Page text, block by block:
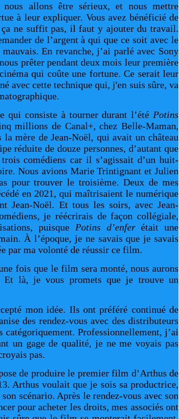
allons être sérieux, et nous mettre
à leur expliquer. Vous avez bénéficié de
ça ne suffit pas, il faut y ajouter du travail.
de l’argent à qui que ce soit avec le
En revanche, j’ai parlé avec Sony
prêter pendant deux mois leur première
qui coûte une fortune. Ce serait leur
avec cette technique qui, j'en suis sûre, va
qui consiste à tourner durant l’été Potins
millions de Canal+, chez Belle-Maman,
la mère de Jean-Noël, qui avait un château
réduite de douze personnes, d’autant que
comédiens car il s’agissait d’un huit-
Nous avions Marie Trintignant et Julien
pour trouver le troisième. Deux de mes
en 2021, qui maîtrisaient le numérique
Jean-Noël. Et tous les soirs, avec Jean-
je réécrirais de façon collégiale,
puisque Potins d’enferétait une
À l’époque, je ne savais que je savais
par ma volonté de réussir ce film.
fois que le film sera monté, nous aurons
là, je vous promets que je trouve un
mon idée. Ils ont préféré continué de
des rendez-vous avec des distributeurs
catégoriquement. Professionnellement, j’ai
un gage de qualité, je ne me voyais pas
pas.
de produire le premier film d’Arthus de
Arthus voulait que je sois sa productrice,
scénario. Après le rendez-vous avec son
pour acheter les droits, mes associés ont